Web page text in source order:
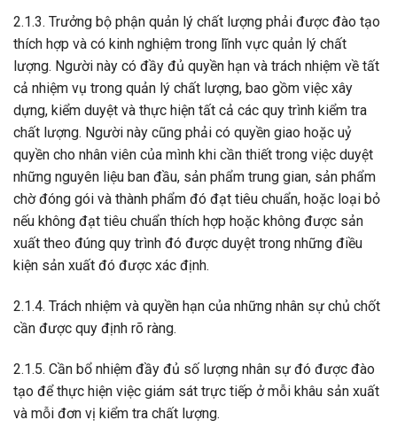
2.1.3. Trưởng bộ phận quản lý chất lượng phải được đào tạo
thích hợp và có kinh nghiệm trong lĩnh vực quản lý chất
lượng. Người này có đầy đủ quyền hạn và trách nhiệm về tất
cả nhiệm vụ trong quản lý chất lượng, bao gồm việc xây
dựng, kiểm duyệt và thực hiện tất cả các quy trình kiểm tra
chất lượng. Người này cũng phải có quyền giao hoặc uỷ
quyền cho nhân viên của mình khi cần thiết trong việc duyệt
những nguyên liệu ban đầu, sản phẩm trung gian, sản phẩm
chờ đóng gói và thành phẩm đó đạt tiêu chuẩn, hoặc loại bỏ
nếu không đạt tiêu chuẩn thích hợp hoặc không được sản
xuất theo đúng quy trình đó được duyệt trong những điều
kiện sản xuất đó được xác định.
2.1.4. Trách nhiệm và quyền hạn của những nhân sự chủ chốt
cần được quy định rõ ràng.
2.1.5. Cần bổ nhiệm đầy đủ số lượng nhân sự đó được đào
tạo để thực hiện việc giám sát trực tiếp ở mỗi khâu sản xuất
và mỗi đơn vị kiểm tra chất lượng.